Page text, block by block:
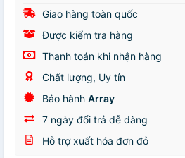
Giao hàng toàn quốc
Được kiểm tra hàng
Thanh toán khi nhận hàng
Chất lượng, Uy tín
Bảo hành Array
7 ngày đổi trả dễ dàng
Hỗ trợ xuất hóa đơn đỏ